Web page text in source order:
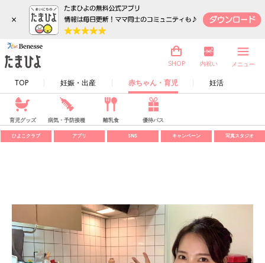
×
TOP 妊娠・出産 赤ちゃん・育児 妊活
SHOP 内祝い メニュー
育児グッズ 病気・予防接種 離乳食 優待パス
ひよこクラブ アプリ SNS キャンペーン 写真スタジオ